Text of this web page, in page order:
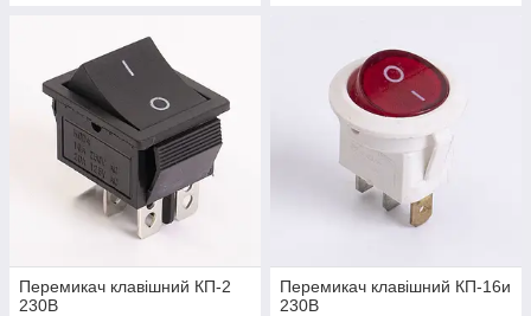
Перемикач клавішний КП-2
230В
Перемикач клавішний КП-16и
230В